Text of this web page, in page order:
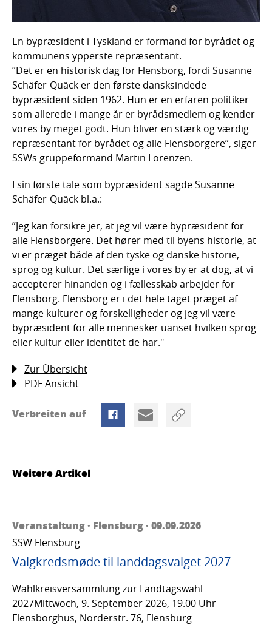
En bypræsident i Tyskland er formand for byrådet og
kommunens ypperste repræsentant.
”Det er en historisk dag for Flensborg, fordi Susanne
Schäfer-Quäck er den første dansksindede
bypræsident siden 1962. Hun er en erfaren politiker
som allerede i mange år er byrådsmedlem og kender
vores by meget godt. Hun bliver en stærk og værdig
repræsentant for byrådet og alle Flensborgere”, siger
SSWs gruppeformand Martin Lorenzen.
I sin første tale som bypræsident sagde Susanne
Schäfer-Quäck bl.a.:
”Jeg kan forsikre jer, at jeg vil være bypræsident for
alle Flensborgere. Det hører med til byens historie, at
vi er præget både af den tyske og danske historie,
sprog og kultur. Det særlige i vores by er at dog, at vi
accepterer hinanden og i fællesskab arbejder for
Flensborg. Flensborg er i det hele taget præget af
mange kulturer og forskelligheder og jeg vil være
bypræsident for alle mennesker uanset hvilken sprog
eller kultur eller identitet de har."
Zur Übersicht
PDF Ansicht
Verbreiten auf
Weitere Artikel
Veranstaltung · Flensburg· 09.09.2026
SSW Flensburg
Valgkredsmøde til landdagsvalget 2027
Wahlkreisversammlung zur Landtagswahl
2027Mittwoch, 9. September 2026, 19.00 Uhr
Flensborghus, Norderstr. 76, Flensburg